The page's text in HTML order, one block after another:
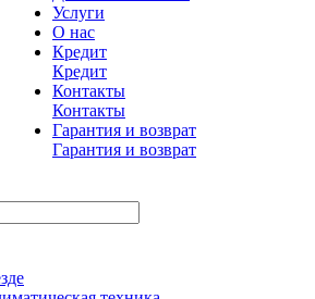
Услуги
О нас
Кредит
Кредит
Контакты
Контакты
Гарантия и возврат
Гарантия и возврат